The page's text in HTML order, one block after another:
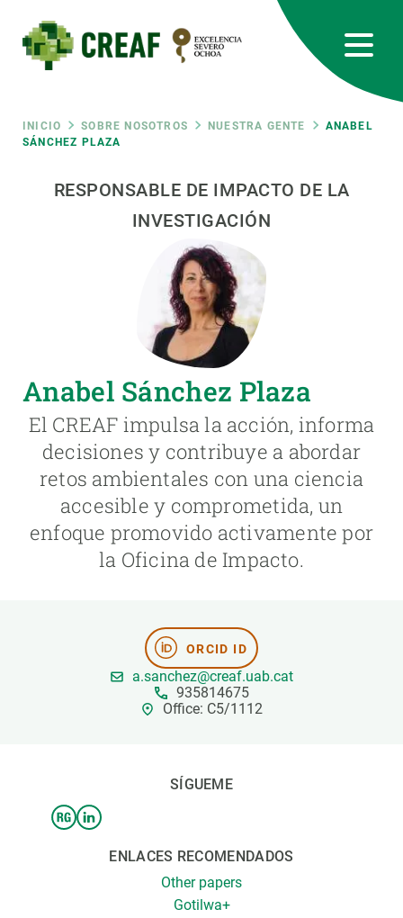
contenido
principal
Ruta
de
navegación
INICIO SOBRE NOSOTROS NUESTRA GENTE
ANABEL
SÁNCHEZ PLAZA
RESPONSABLE DE IMPACTO DE LA
INVESTIGACIÓN
Anabel Sánchez Plaza
El CREAF impulsa la acción, informa
decisiones y contribuye a abordar
retos ambientales con una ciencia
accesible y comprometida, un
enfoque promovido activamente por
la Oficina de Impacto.
ORCID ID
a.sanchez@creaf.uab.cat
935814675
Office: C5/1112
SÍGUEME
ENLACES RECOMENDADOS
Other papers
Gotilwa+
RRSS
Featured
responsive
Responsive
ÚNETE A NOSOTROS
PARTICIPA
NOTICIAS Y AGENDA